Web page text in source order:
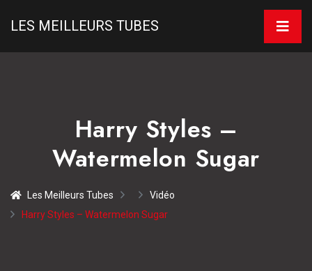
LES MEILLEURS TUBES
Harry Styles –
Watermelon Sugar
Les Meilleurs Tubes
Vidéo
Harry Styles – Watermelon Sugar